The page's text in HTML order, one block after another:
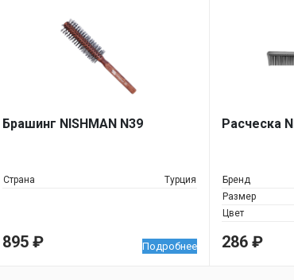
Брашинг NISHMAN N39
Страна Турция
895 ₽ Подробнее
Расческа
Бренд
Размер
Цвет
286 ₽